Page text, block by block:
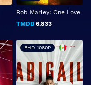
Bob Marley: One Love
TMDB6.833
FHD 1080P